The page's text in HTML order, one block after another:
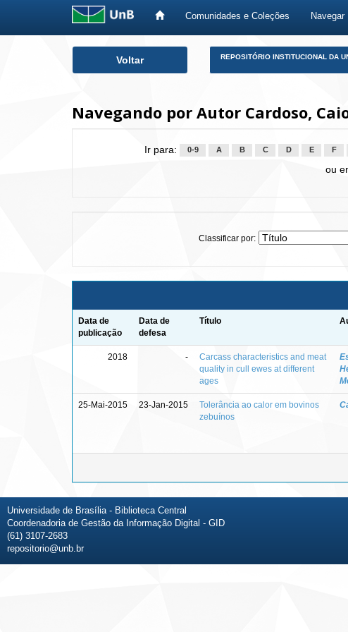
Comunidades e Coleções Navegar
Voltar REPOSITÓRIO INSTITUCIONAL DA
Navegando por Autor Cardoso,
Ir para: 0-9 A B C D E F
ou
Classificar por:
Data de
publicação
Data de
defesa
Título
2018 -
Carcass characteristics and meat
quality in cull ewes at different
ages
25-Mai-2015 23-Jan-2015
Tolerância ao calor em bovinos
zebuínos
Universidade de Brasília - Biblioteca Central
Coordenadoria de Gestão da Informação Digital - GID
(61) 3107-2683
repositorio@unb.br